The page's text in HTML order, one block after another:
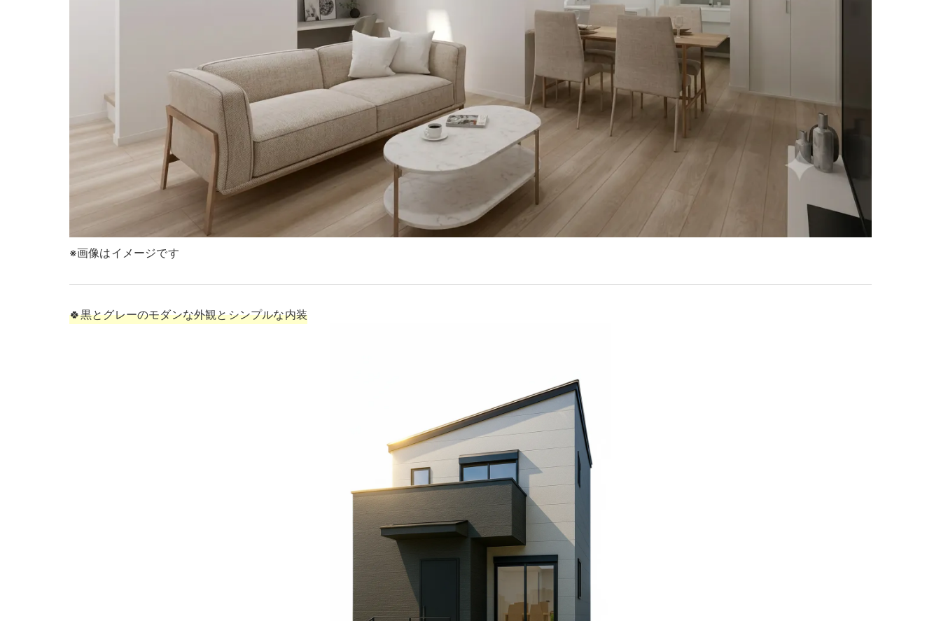
※画像はイメージです
🍀黒とグレーのモダンな外観とシンプルな内装